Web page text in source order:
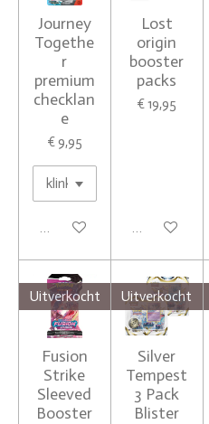
Journey
Togethe
r
premium
checklan
e
€ 9,95
In winkelwagen
Lost
origin
booster
packs
€ 19,95
Houd mij op
Uitverkocht
Fusion
Strike
Sleeved
Booster
Uitverkocht
Silver
Tempest
3 Pack
Blister